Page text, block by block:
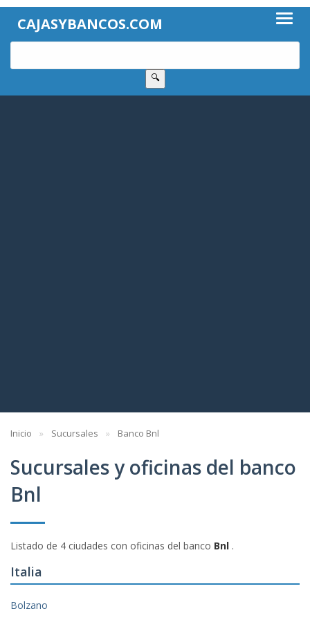
CAJASYBANCOS.COM
🔍
Inicio Sucursales Banco Bnl
Sucursales y oficinas del banco
Bnl
Listado de 4 ciudades con oficinas del banco Bnl .
Italia
Bolzano